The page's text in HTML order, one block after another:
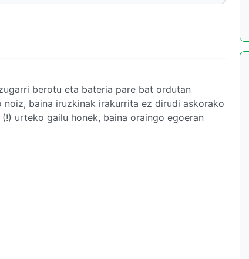
berotu eta bateria pare bat ordutan
baina iruzkinak irakurrita ez dirudi askorako
urteko gailu honek, baina oraingo egoeran